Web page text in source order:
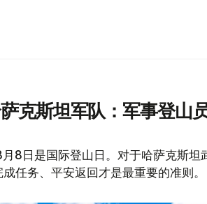
克斯坦军队：军事登山
月8日是国际登山日。对于哈萨克斯坦
任务、平安返回才是最重要的准则。